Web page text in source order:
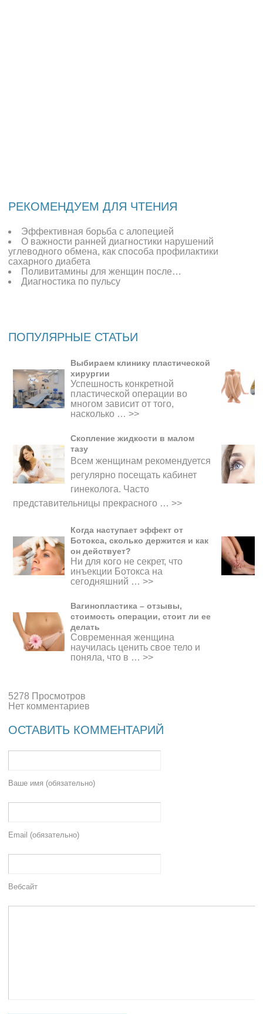
РЕКОМЕНДУЕМ ДЛЯ ЧТЕНИЯ
Эффективная борьба с алопецией
О важности ранней диагностики нарушений
углеводного обмена, как способа профилактики
сахарного диабета
Поливитамины для женщин после…
Диагностика по пульсу
ПОПУЛЯРНЫЕ СТАТЬИ
Выбираем клинику пластической
хирургии
Успешность конкретной
пластической операции во
многом зависит от того,
насколько … >>
Скопление жидкости в малом
тазу
Всем женщинам рекомендуется
регулярно посещать кабинет
гинеколога. Часто
представительницы прекрасного … >>
Когда наступает эффект от
Ботокса, сколько держится и как
он действует?
Ни для кого не секрет, что
инъекции Ботокса на
сегодняшний … >>
Вагинопластика – отзывы,
стоимость операции, стоит ли ее
делать
Современная женщина
научилась ценить свое тело и
поняла, что в … >>
5278 Просмотров
Нет комментариев
ОСТАВИТЬ КОММЕНТАРИЙ
Ваше имя (обязательно)
Email (обязательно)
Вебсайт